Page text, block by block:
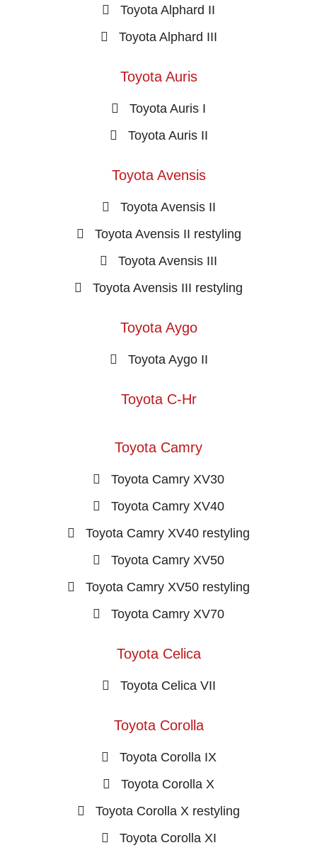
Toyota Alphard II
Toyota Alphard III
Toyota Auris
Toyota Auris I
Toyota Auris II
Toyota Avensis
Toyota Avensis II
Toyota Avensis II restyling
Toyota Avensis III
Toyota Avensis III restyling
Toyota Aygo
Toyota Aygo II
Toyota C-Hr
Toyota Camry
Toyota Camry XV30
Toyota Camry XV40
Toyota Camry XV40 restyling
Toyota Camry XV50
Toyota Camry XV50 restyling
Toyota Camry XV70
Toyota Celica
Toyota Celica VII
Toyota Corolla
Toyota Corolla IX
Toyota Corolla X
Toyota Corolla X restyling
Toyota Corolla XI